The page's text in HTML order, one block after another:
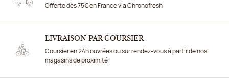
Offerte dès 75€ en France via Chronofresh
LIVRAISON PAR COURSIER
Coursier en 24h ouvrées ou sur rendez-vous à partir de nos
magasins de proximité